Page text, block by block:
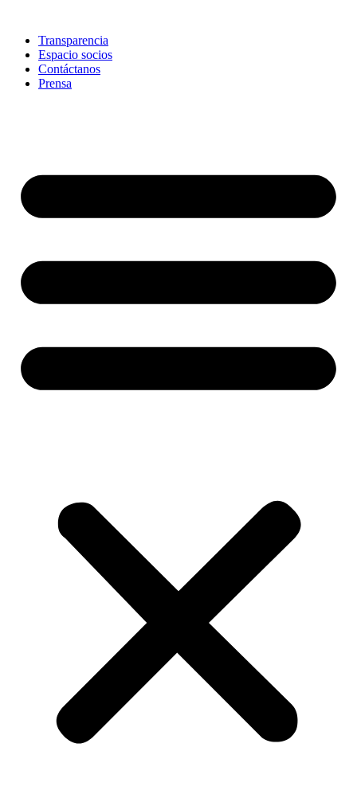
contentTransparencia
Espacio socios
Contáctanos
Prensa